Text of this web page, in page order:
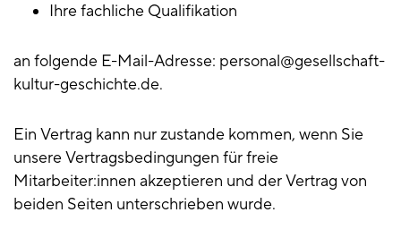
Ihre fachliche Qualifikation
an folgende E-Mail-Adresse: personal@gesellschaft-
kultur-geschichte.de.
Ein Vertrag kann nur zustande kommen, wenn Sie
unsere Vertragsbedingungen für freie
Mitarbeiter:innen akzeptieren und der Vertrag von
beiden Seiten unterschrieben wurde.